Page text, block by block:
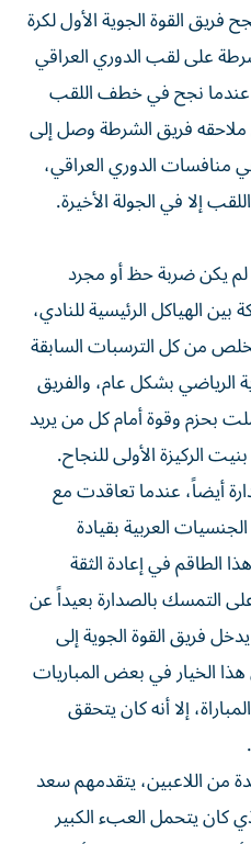
فريق القوة الجوية الأول لكرة
على لقب الدوري العراقي
عندما نجح في خطف اللقب
ملاحقه فريق الشرطة وصل إلى
منافسات الدوري العراقي،
إلا في الجولة الأخيرة.
لم يكن ضربة حظ أو مجرد
الهياكل الرئيسية للنادي،
من كل الترسبات السابقة
الرياضي بشكل عام، والفريق
بحزم وقوة أمام كل من يريد
الركيزة الأولى للنجاح.
أيضاً، عندما تعاقدت مع
العربية بقيادة
الطاقم في إعادة الثقة
التمسك بالصدارة بعيداً عن
فريق القوة الجوية إلى
هذا الخيار في بعض المباريات
إلا أنه كان يتحقق
من اللاعبين، يتقدمهم سعد
كان يتحمل العبء الكبير